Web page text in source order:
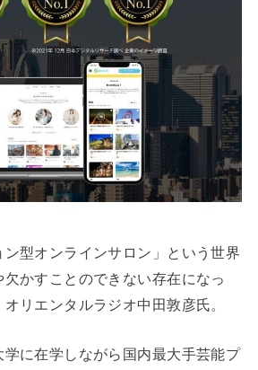
ン型オンラインサロン」という世界
かすことのできない存在になっ
リエンタルラジオ中田敦彦氏。
に在学しながら国内最大手芸能プ